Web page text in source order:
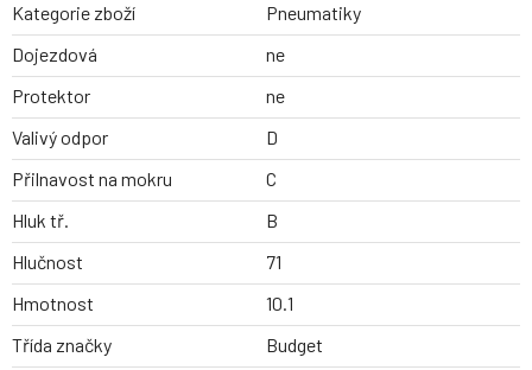
Kategorie zboží
Pneumatiky
Dojezdová
ne
Protektor
ne
Valivý odpor
D
Přilnavost na mokru
C
Hluk tř.
B
Hlučnost
71
Hmotnost
10.1
Třída značky
Budget